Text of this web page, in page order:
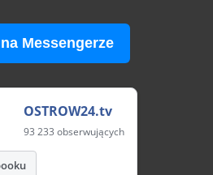
Messengerze
OSTROW24.tv
93 233 obserwujących